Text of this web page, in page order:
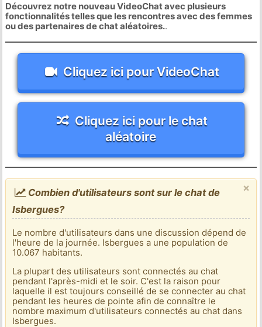
Découvrez notre nouveau VideoChat avec plusieurs
fonctionnalités telles que les rencontres avec des femmes
ou des partenaires de chat aléatoires..
Cliquez ici pour VideoChat
Cliquez ici pour le chat
aléatoire
×
Combien d'utilisateurs sont sur le chat de
Isbergues?
Le nombre d'utilisateurs dans une discussion dépend de
l'heure de la journée. Isbergues a une population de
10.067 habitants.
La plupart des utilisateurs sont connectés au chat
pendant l'après-midi et le soir. C'est la raison pour
laquelle il est toujours conseillé de se connecter au chat
pendant les heures de pointe afin de connaître le
nombre maximum d'utilisateurs connectés au chat dans
Isbergues.